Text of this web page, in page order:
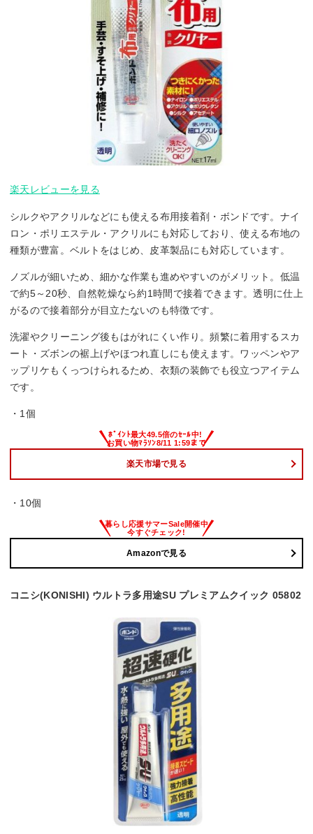
楽天レビューを見る
シルクやアクリルなどにも使える布用接着剤・ボンドです。ナイ
ロン・ポリエステル・アクリルにも対応しており、使える布地の
種類が豊富。ベルトをはじめ、皮革製品にも対応しています。
ノズルが細いため、細かな作業も進めやすいのがメリット。低温
で約5～20秒、自然乾燥なら約1時間で接着できます。透明に仕上
がるので接着部分が目立たないのも特徴です。
洗濯やクリーニング後もはがれにくい作り。頻繁に着用するスカ
ート・ズボンの裾上げやほつれ直しにも使えます。ワッペンやア
ップリケもくっつけられるため、衣類の装飾でも役立つアイテム
です。
・1個
楽天市場で見る
・10個
Amazonで見る
コニシ(KONISHI) ウルトラ多用途SU プレミアムクイック 05802